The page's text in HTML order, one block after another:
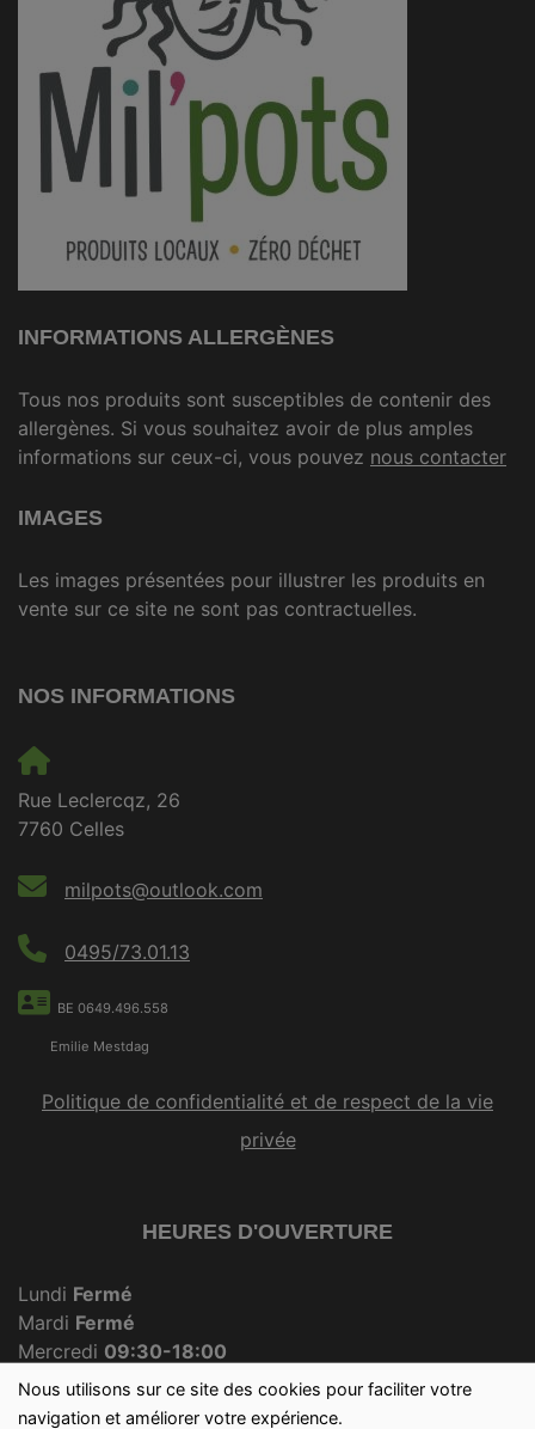
Nous utilisons sur ce site des cookies pour faciliter votre
navigation et améliorer votre expérience.
INFORMATIONS ALLERGÈNES
Tous nos produits sont susceptibles de contenir des
allergènes. Si vous souhaitez avoir de plus amples
informations sur ceux-ci, vous pouvez nous contacter
IMAGES
Les images présentées pour illustrer les produits en
vente sur ce site ne sont pas contractuelles.
NOS INFORMATIONS
Rue Leclercqz, 26
7760 Celles
milpots@outlook.com
0495/73.01.13
BE 0649.496.558
Emilie Mestdag
Politique de confidentialité et de respect de la vie
privée
HEURES D'OUVERTURE
Lundi Fermé
Mardi Fermé
Mercredi 09:30-18:00
JeudiFermé
Vendredi 09:30-18:00